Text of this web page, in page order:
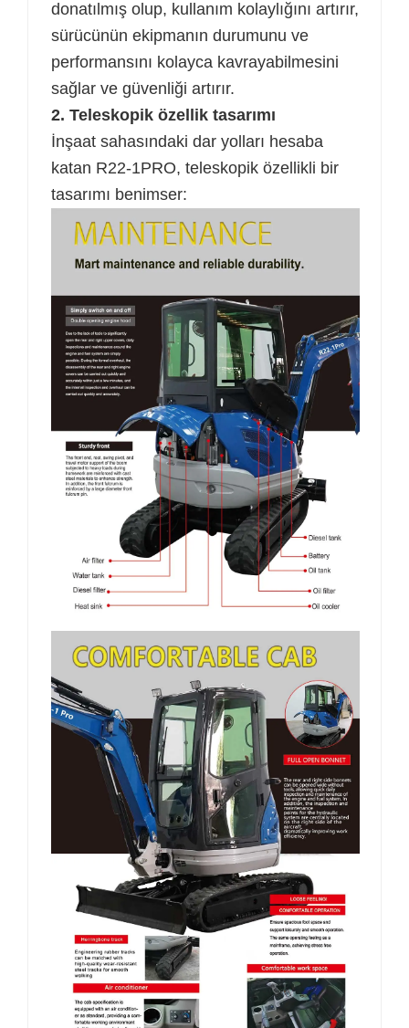
donatılmış olup, kullanım kolaylığını artırır,
sürücünün ekipmanın durumunu ve
performansını kolayca kavrayabilmesini
sağlar ve güvenliği artırır.
2. Teleskopik özellik tasarımı
İnşaat sahasındaki dar yolları hesaba
katan R22-1PRO, teleskopik özellikli bir
tasarımı benimser: